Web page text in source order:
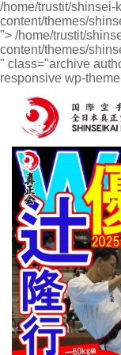
/home/trustit/shinsei-
content/themes/
"> /home/trustit/
content/themes/
" class="archive
responsive wp-